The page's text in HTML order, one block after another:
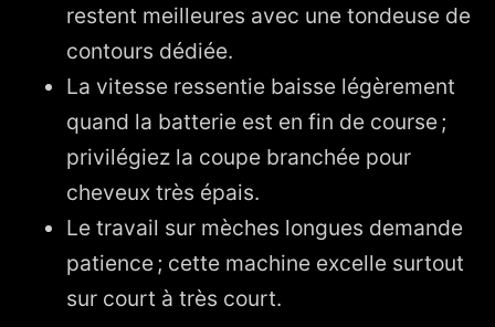
restent meilleures avec une tondeuse de
contours dédiée.
La vitesse ressentie baisse légèrement
quand la batterie est en fin de course ;
privilégiez la coupe branchée pour
cheveux très épais.
Le travail sur mèches longues demande
patience ; cette machine excelle surtout
sur court à très court.